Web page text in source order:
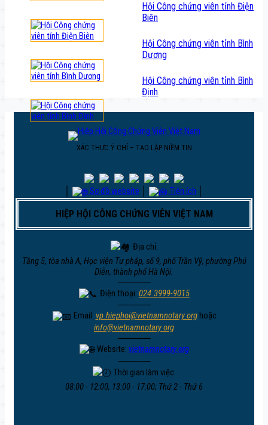
Hội Công chứng viên tỉnh Điện
Biên
Hội Công chứng viên tỉnh Bình
Dương
Hội Công chứng viên tỉnh Bình
Định
XÁC THỰC Ý CHÍ – TẠO LẬP NIỀM TIN
Sơ đồ website Tiện ích
HIỆP HỘI CÔNG CHỨNG VIÊN VIỆT NAM
Địa chỉ:
Tầng 5, tòa nhà A, Học viện Tư pháp, số 9, phố Trần Vỹ, phường Phú
Diễn, thành phố Hà Nội.
─────
Điện thoại:024.3999-9015
─────
Email: vp.hiephoi@vietnamnotary.orghoặc
info@vietnamnotary.org
─────
Website: vietnamnotary.org
─────
Thời gian làm việc:
08:00 - 12:00, 13:00 - 17:00; Thứ 2 - Thứ 6